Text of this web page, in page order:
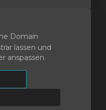
Domain
lassen und
anspassen.